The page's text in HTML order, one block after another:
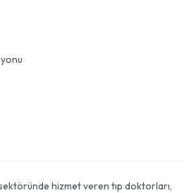
hizmet veren tıp doktorları,